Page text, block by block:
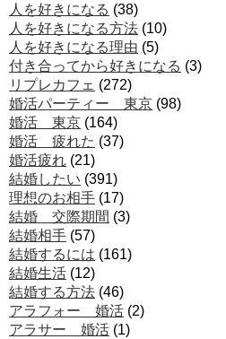
人を好きになる (38)
人を好きになる方法 (10)
人を好きになる理由 (5)
付き合ってから好きになる (3)
リプレカフェ (272)
婚活パーティー 東京 (98)
婚活 東京 (164)
婚活 疲れた (37)
婚活疲れ (21)
結婚したい (391)
理想のお相手 (17)
結婚 交際期間 (3)
結婚相手 (57)
結婚するには (161)
結婚生活 (12)
結婚する方法 (46)
アラフォー 婚活 (2)
アラサー 婚活 (1)